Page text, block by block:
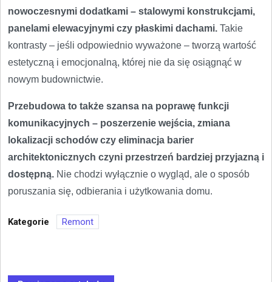
nowoczesnymi dodatkami – stalowymi konstrukcjami,
panelami elewacyjnymi czy płaskimi dachami. Takie
kontrasty – jeśli odpowiednio wyważone – tworzą wartość
estetyczną i emocjonalną, której nie da się osiągnąć w
nowym budownictwie.
Przebudowa to także szansa na poprawę funkcji
komunikacyjnych – poszerzenie wejścia, zmiana
lokalizacji schodów czy eliminacja barier
architektonicznych czyni przestrzeń bardziej przyjazną i
dostępną. Nie chodzi wyłącznie o wygląd, ale o sposób
poruszania się, odbierania i użytkowania domu.
Kategorie Remont